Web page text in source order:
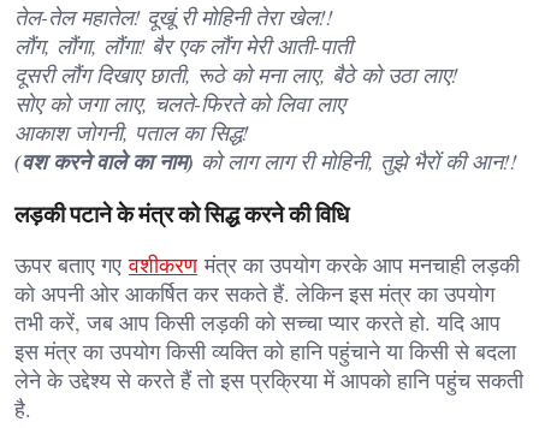
तेल-तेल महातेल! दूखूं री मोहिनी तेरा खेल!!
लौंग, लौंगा, लौंगा! बैर एक लौंग मेरी आती-पाती
दूसरी लौंग दिखाए छाती, रूठे को मना लाए, बैठे को उठा लाए!
सोए को जगा लाए, चलते-फिरते को लिवा लाए
आकाश जोगनी, पताल का सिद्ध!
(वश करने वाले का नाम) को लाग लाग री मोहिनी, तुझे भैरों की आन!!
लड़की पटाने के मंत्र को सिद्ध करने की विधि
ऊपर बताए गएवशीकरणमंत्र का उपयोग करके आप मनचाही लड़की
को अपनी ओर आकर्षित कर सकते हैं. लेकिन इस मंत्र का उपयोग
तभी करें, जब आप किसी लड़की को सच्चा प्यार करते हो. यदि आप
इस मंत्र का उपयोग किसी व्यक्ति को हानि पहुंचाने या किसी से बदला
लेने के उद्देश्य से करते हैं तो इस प्रक्रिया में आपको हानि पहुंच सकती
है.